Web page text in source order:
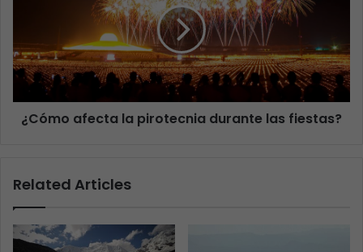
¿Cómo afecta la pirotecnia durante las fiestas?
Related Articles